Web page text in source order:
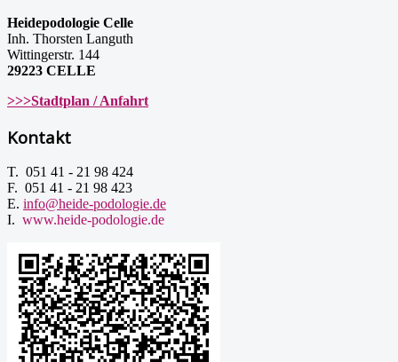
Heidepodologie Celle
Inh. Thorsten Languth
Wittingerstr. 144
29223 CELLE
>>>Stadtplan / Anfahrt
Kontakt
T. 051 41 - 21 98 424
F. 051 41 - 21 98 423
E. info@heide-podologie.de
I. www.heide-podologie.de